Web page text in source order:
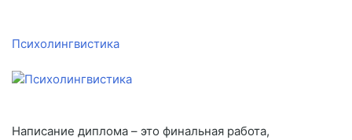
Психолингвистика
Написание диплома – это финальная работа,